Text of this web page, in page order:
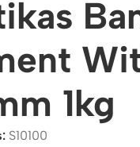
1kg
S10100